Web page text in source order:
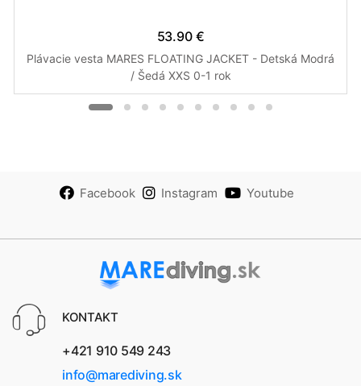
53.90 €
Plávacie vesta MARES FLOATING JACKET - Detská Modrá
/ Šedá XXS 0-1 rok
Facebook Instagram Youtube
KONTAKT
+421 910 549 243
info@marediving.sk